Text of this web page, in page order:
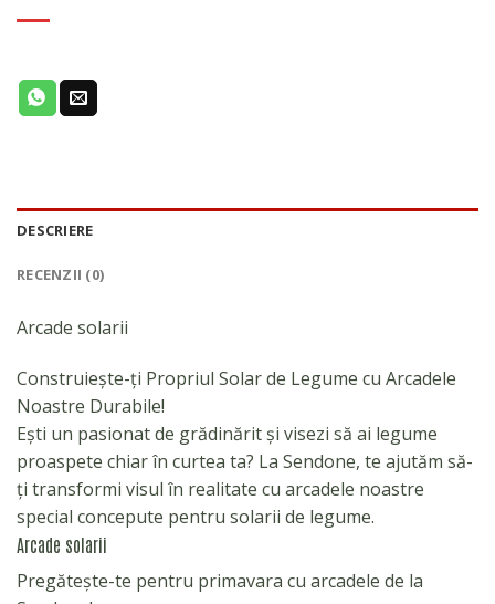
DESCRIERE
RECENZII (0)
Arcade solarii
Construiește-ți Propriul Solar de Legume cu Arcadele
Noastre Durabile!
Ești un pasionat de grădinărit și visezi să ai legume
proaspete chiar în curtea ta? La Sendone, te ajutăm să-
ți transformi visul în realitate cu arcadele noastre
special concepute pentru solarii de legume.
Arcade solarii
Pregătește-te pentru primavara cu arcadele de la